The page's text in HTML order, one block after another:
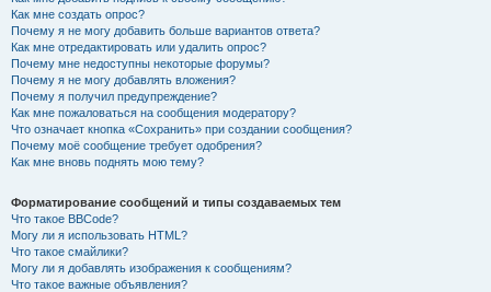
Как мне создать опрос?
Почему я не могу добавить больше вариантов ответа?
Как мне отредактировать или удалить опрос?
Почему мне недоступны некоторые форумы?
Почему я не могу добавлять вложения?
Почему я получил предупреждение?
Как мне пожаловаться на сообщения модератору?
Что означает кнопка «Сохранить» при создании сообщения?
Почему моё сообщение требует одобрения?
Как мне вновь поднять мою тему?
Форматирование сообщений и типы создаваемых тем
Что такое BBCode?
Могу ли я использовать HTML?
Что такое смайлики?
Могу ли я добавлять изображения к сообщениям?
Что такое важные объявления?